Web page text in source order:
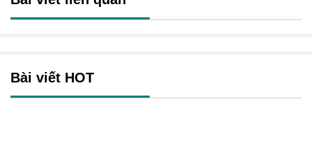
Bài viết HOT